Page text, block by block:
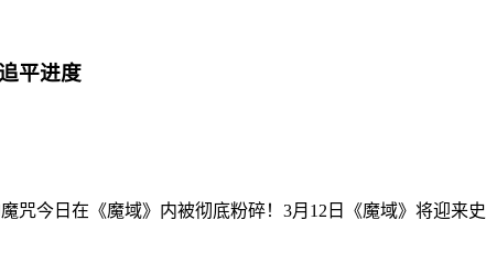
平进度
今日在《魔域》内被彻底粉碎！3月12日《魔域》将迎来